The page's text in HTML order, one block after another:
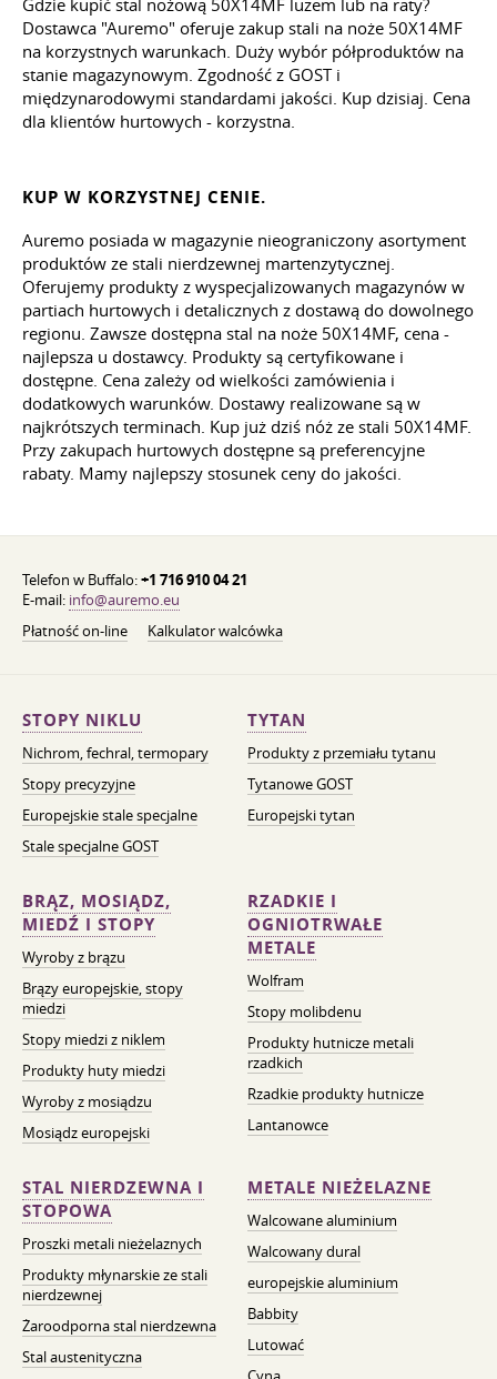
Gdzie kupić stal nożową 50X14MF luzem lub na raty?
Dostawca "Auremo" oferuje zakup stali na noże 50X14MF
na korzystnych warunkach. Duży wybór półproduktów na
stanie magazynowym. Zgodność z GOST i
międzynarodowymi standardami jakości. Kup dzisiaj. Cena
dla klientów hurtowych - korzystna.
KUP W KORZYSTNEJ CENIE.
Auremo posiada w magazynie nieograniczony asortyment
produktów ze stali nierdzewnej martenzytycznej.
Oferujemy produkty z wyspecjalizowanych magazynów w
partiach hurtowych i detalicznych z dostawą do dowolnego
regionu. Zawsze dostępna stal na noże 50X14MF, cena -
najlepsza u dostawcy. Produkty są certyfikowane i
dostępne. Cena zależy od wielkości zamówienia i
dodatkowych warunków. Dostawy realizowane są w
najkrótszych terminach. Kup już dziś nóż ze stali 50X14MF.
Przy zakupach hurtowych dostępne są preferencyjne
rabaty. Mamy najlepszy stosunek ceny do jakości.
Telefon w Buffalo:+1 716 910 04 21
E-mail: info@auremo.eu
Płatność on-line
Kalkulator walcówka
STOPY NIKLU
Nichrom, fechral, termopary
Stopy precyzyjne
Europejskie stale specjalne
Stale specjalne GOST
TYTAN
Produkty z przemiału tytanu
Tytanowe GOST
Europejski tytan
BRĄZ, MOSIĄDZ,
MIEDŹ I STOPY
Wyroby z brązu
Brązy europejskie, stopy
miedzi
Stopy miedzi z niklem
Produkty huty miedzi
Wyroby z mosiądzu
Mosiądz europejski
RZADKIE I
OGNIOTRWAŁE
METALE
Wolfram
Stopy molibdenu
Produkty hutnicze metali
rzadkich
Rzadkie produkty hutnicze
Lantanowce
STAL NIERDZEWNA I
STOPOWA
Proszki metali nieżelaznych
Produkty młynarskie ze stali
nierdzewnej
Żaroodporna stal nierdzewna
Stal austenityczna
METALE NIEŻELAZNE
Walcowane aluminium
Walcowany dural
europejskie aluminium
Babbity
Lutować